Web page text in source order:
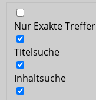
Nur Exakte Treffer
Titelsuche
Inhaltsuche